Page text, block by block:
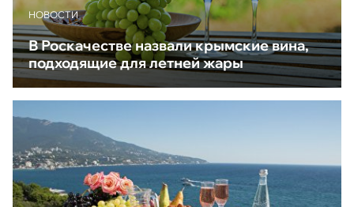
НОВОСТИ
В Роскачестве назвали крымские вина,
подходящие для летней жары